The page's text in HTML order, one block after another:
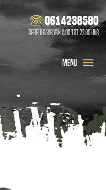
0614238580
Bereikbaar van 8.00 tot 22.00 uur